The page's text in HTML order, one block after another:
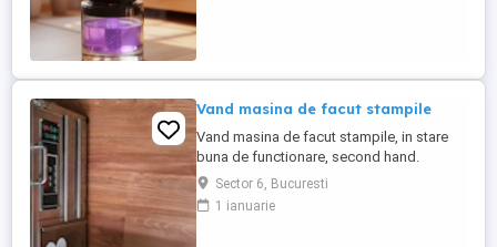
Vand masina de facut stampile
Vand masina de facut stampile, in stare
buna de functionare, second hand.
Sector 6, Bucuresti
1 ianuarie